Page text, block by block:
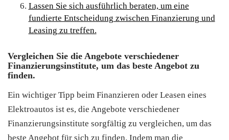
Lassen Sie sich ausführlich beraten, um eine
fundierte Entscheidung zwischen Finanzierung und
Leasing zu treffen.
Vergleichen Sie die Angebote verschiedener
Finanzierungsinstitute, um das beste Angebot zu
finden.
Ein wichtiger Tipp beim Finanzieren oder Leasen eines
Elektroautos ist es, die Angebote verschiedener
Finanzierungsinstitute sorgfältig zu vergleichen, um das
beste Angebot für sich zu finden. Indem man die